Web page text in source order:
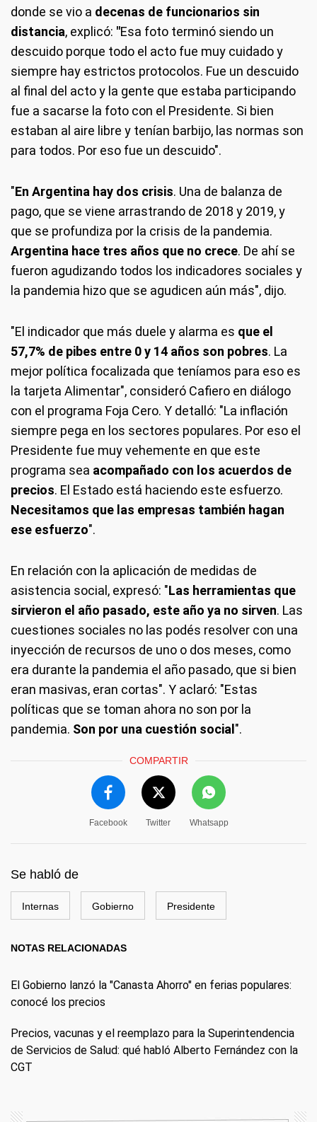
donde se vio a decenas de funcionarios sin
distancia, explicó: "Esa foto terminó siendo un
descuido porque todo el acto fue muy cuidado y
siempre hay estrictos protocolos. Fue un descuido
al final del acto y la gente que estaba participando
fue a sacarse la foto con el Presidente. Si bien
estaban al aire libre y tenían barbijo, las normas son
para todos. Por eso fue un descuido".
"En Argentina hay dos crisis. Una de balanza de
pago, que se viene arrastrando de 2018 y 2019, y
que se profundiza por la crisis de la pandemia.
Argentina hace tres años que no crece. De ahí se
fueron agudizando todos los indicadores sociales y
la pandemia hizo que se agudicen aún más", dijo.
"El indicador que más duele y alarma es que el
57,7% de pibes entre 0 y 14 años son pobres. La
mejor política focalizada que teníamos para eso es
la tarjeta Alimentar", consideró Cafiero en diálogo
con el programa Foja Cero. Y detalló: "La inflación
siempre pega en los sectores populares. Por eso el
Presidente fue muy vehemente en que este
programa sea acompañado con los acuerdos de
precios. El Estado está haciendo este esfuerzo.
Necesitamos que las empresas también hagan
ese esfuerzo".
En relación con la aplicación de medidas de
asistencia social, expresó: "Las herramientas que
sirvieron el año pasado, este año ya no sirven. Las
cuestiones sociales no las podés resolver con una
inyección de recursos de uno o dos meses, como
era durante la pandemia el año pasado, que si bien
eran masivas, eran cortas". Y aclaró: "Estas
políticas que se toman ahora no son por la
pandemia. Son por una cuestión social ".
COMPARTIR
Facebook Twitter Whatsapp
Se habló de
Internas Gobierno Presidente
NOTAS RELACIONADAS
El Gobierno lanzó la "Canasta Ahorro" en ferias populares:
conocé los precios
Precios, vacunas y el reemplazo para la Superintendencia
de Servicios de Salud: qué habló Alberto Fernández con la
CGT